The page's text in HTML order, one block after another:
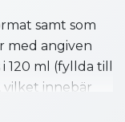
samt som
med angiven
ml (fyllda till
vilket innebär
utrymme för